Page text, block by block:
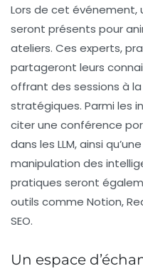
Lors de cet événement,
seront présents pour
ateliers. Ces experts,
partageront leurs
offrant des sessions à
stratégiques. Parmi les
citer une conférence
dans les LLM, ainsi
manipulation des
pratiques seront
outils comme Notion,
SEO.
Un espace